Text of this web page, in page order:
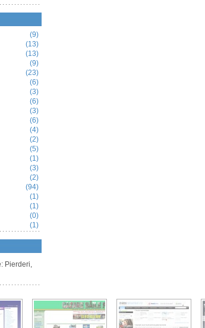
(9)
(13)
(13)
(9)
(23)
(6)
(3)
(6)
(3)
(6)
(4)
(2)
(5)
(1)
(3)
(2)
(94)
(1)
(1)
(0)
(1)
Pierderi,